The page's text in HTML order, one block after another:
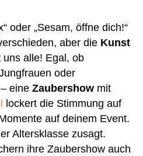
oder „Sesam, öffne dich!“
aber die Kunst
uns alle! Egal, ob
oder
eine Zaubershow mit
lockert die Stimmung auf
auf deinem Event.
Altersklasse zusagt.
ihre Zaubershow auch